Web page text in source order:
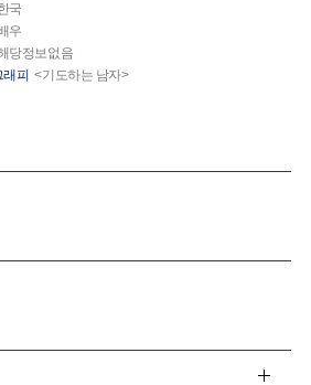
국
우
당정보없음
래피 <기도하는 남자>